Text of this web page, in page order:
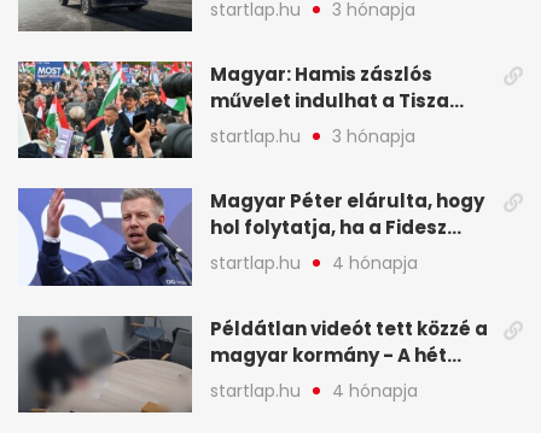
startlap.hu 3 hónapja
Magyar: Hamis zászlós
művelet indulhat a Tisza
ellen a választás napján - A
hét legfontosabb eseményei
startlap.hu 3 hónapja
Magyar Péter elárulta, hogy
hol folytatja, ha a Fidesz
nyeri a választást - A hét
legfontosabb hírei
startlap.hu 4 hónapja
Példátlan videót tett közzé a
magyar kormány - A hét
legfontosabb hírei
képekben
startlap.hu 4 hónapja